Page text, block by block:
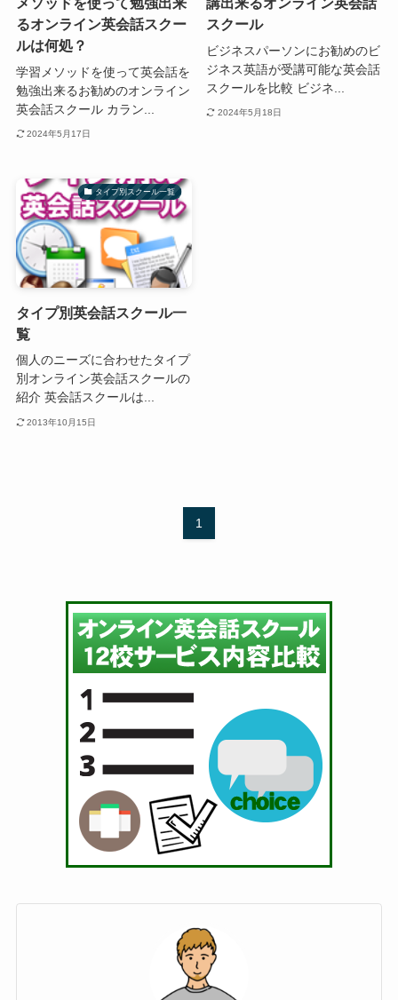
るオンライン英会話スクー
ルは何処？
学習メソッドを使って英会話を
勉強出来るお勧めのオンライン
英会話スクール カラン...
2024年5月17日
スクール
ビジネスパーソンにお勧めのビ
ジネス英語が受講可能な英会話
スクールを比較 ビジネ...
2024年5月18日
タイプ別スクール一覧
タイプ別英会話スクール一
覧
個人のニーズに合わせたタイプ
別オンライン英会話スクールの
紹介 英会話スクールは...
2013年10月15日
1